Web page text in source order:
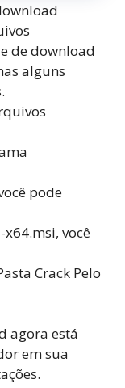
de download
alguns
pode
você
Crack Pelo
agora está
em sua